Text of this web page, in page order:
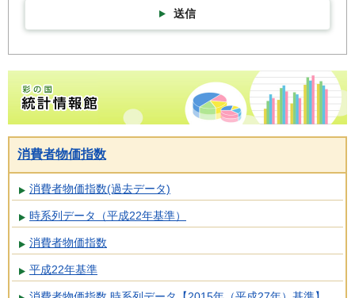
送信
彩の国統計情報館トップページ
消費者物価指数
消費者物価指数(過去データ)
時系列データ（平成22年基準）
消費者物価指数
平成22年基準